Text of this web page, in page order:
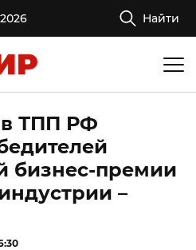
Найти
в ТПП РФ
бизнес-премии
–